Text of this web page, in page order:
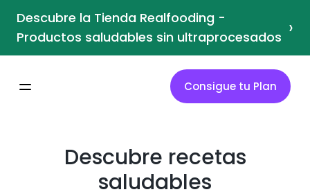
Descubre la Tienda Realfooding -
Productos saludables sin ultraprocesados ›
Consigue tu Plan
Descubre recetas
saludables